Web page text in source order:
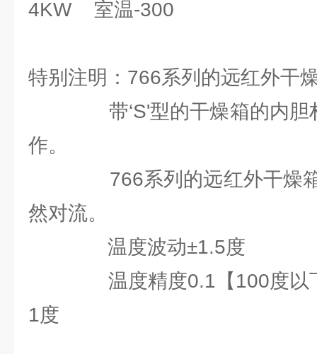
4KW 室温-300
特别注明：766系列的远红外干
带‘S'型的干燥箱的内胆材
作。
766系列的远红外干燥箱
然对流。
温度波动±1.5度
温度精度0.1【100度以下
1度